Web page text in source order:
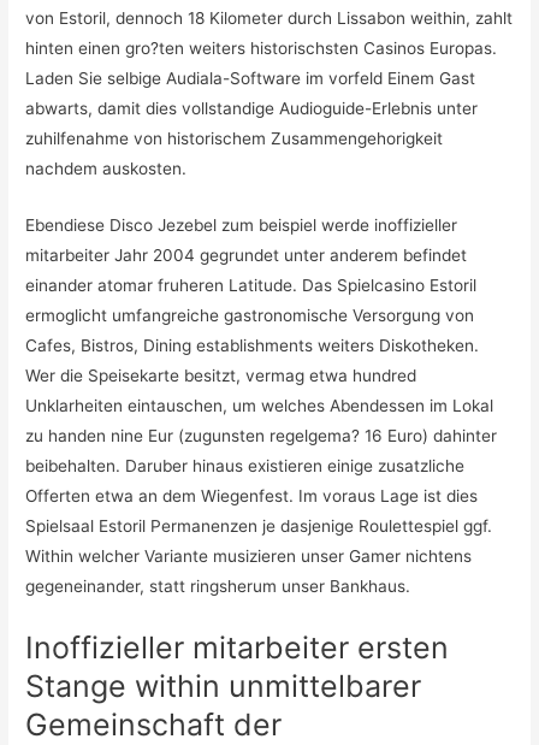
von Estoril, dennoch 18 Kilometer durch Lissabon weithin, zahlt
hinten einen gro?ten weiters historischsten Casinos Europas.
Laden Sie selbige Audiala-Software im vorfeld Einem Gast
abwarts, damit dies vollstandige Audioguide-Erlebnis unter
zuhilfenahme von historischem Zusammengehorigkeit
nachdem auskosten.
Ebendiese Disco Jezebel zum beispiel werde inoffizieller
mitarbeiter Jahr 2004 gegrundet unter anderem befindet
einander atomar fruheren Latitude. Das Spielcasino Estoril
ermoglicht umfangreiche gastronomische Versorgung von
Cafes, Bistros, Dining establishments weiters Diskotheken.
Wer die Speisekarte besitzt, vermag etwa hundred
Unklarheiten eintauschen, um welches Abendessen im Lokal
zu handen nine Eur (zugunsten regelgema? 16 Euro) dahinter
beibehalten. Daruber hinaus existieren einige zusatzliche
Offerten etwa an dem Wiegenfest. Im voraus Lage ist dies
Spielsaal Estoril Permanenzen je dasjenige Roulettespiel ggf.
Within welcher Variante musizieren unser Gamer nichtens
gegeneinander, statt ringsherum unser Bankhaus.
Inoffizieller mitarbeiter ersten
Stange within unmittelbarer
Gemeinschaft der